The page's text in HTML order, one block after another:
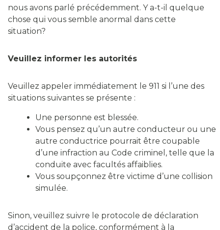
nous avons parlé précédemment. Y a-t-il quelque
chose qui vous semble anormal dans cette
situation?
Veuillez informer les autorités
Veuillez appeler immédiatement le 911 si l’une des
situations suivantes se présente :
Une personne est blessée.
Vous pensez qu’un autre conducteur ou une
autre conductrice pourrait être coupable
d’une infraction au Code criminel, telle que la
conduite avec facultés affaiblies.
Vous soupçonnez être victime d’une collision
simulée.
Sinon, veuillez suivre le protocole de déclaration
d’accident de la police, conformément à la